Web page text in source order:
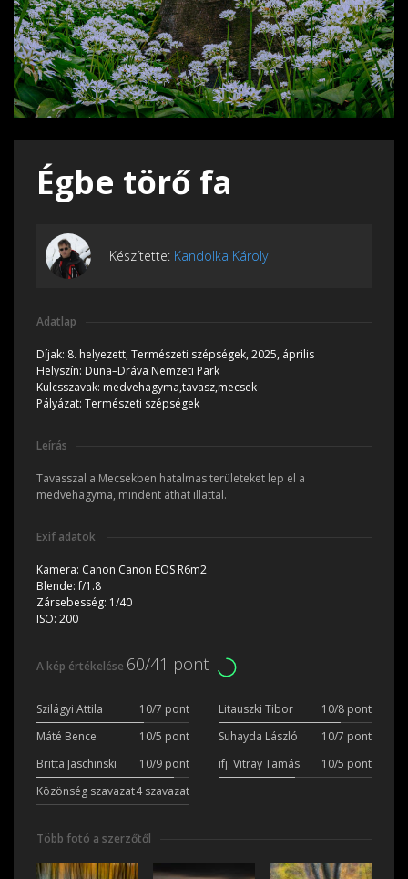
Égbe törő fa
Készítette: Kandolka Károly
Adatlap
Díjak: 8. helyezett, Természeti szépségek, 2025, április
Helyszín: Duna–Dráva Nemzeti Park
Kulcsszavak: medvehagyma,tavasz,mecsek
Pályázat: Természeti szépségek
Leírás
Tavasszal a Mecsekben hatalmas területeket lep el a
medvehagyma, mindent áthat illattal.
Exif adatok
Kamera: Canon Canon EOS R6m2
Blende:f/1.8
Zársebesség: 1/40
ISO: 200
A kép értékelése 60/41 pont
Szilágyi Attila 10/7 pont Litauszki Tibor
10/8 pont
Máté Bence
10/5 pont Suhayda László
10/7 pont
Britta Jaschinski
10/9 pont ifj. Vitray Tamás
10/5 pont
Közönség szavazat4 szavazat
Több fotó a szerzőtől